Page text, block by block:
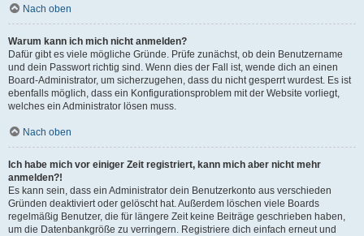
Nach oben
Warum kann ich mich nicht anmelden?
Dafür gibt es viele mögliche Gründe. Prüfe zunächst, ob dein Benutzername
und dein Passwort richtig sind. Wenn dies der Fall ist, wende dich an einen
Board-Administrator, um sicherzugehen, dass du nicht gesperrt wurdest. Es ist
ebenfalls möglich, dass ein Konfigurationsproblem mit der Website vorliegt,
welches ein Administrator lösen muss.
Nach oben
Ich habe mich vor einiger Zeit registriert, kann mich aber nicht mehr
anmelden?!
Es kann sein, dass ein Administrator dein Benutzerkonto aus verschieden
Gründen deaktiviert oder gelöscht hat. Außerdem löschen viele Boards
regelmäßig Benutzer, die für längere Zeit keine Beiträge geschrieben haben,
um die Datenbankgröße zu verringern. Registriere dich einfach erneut und